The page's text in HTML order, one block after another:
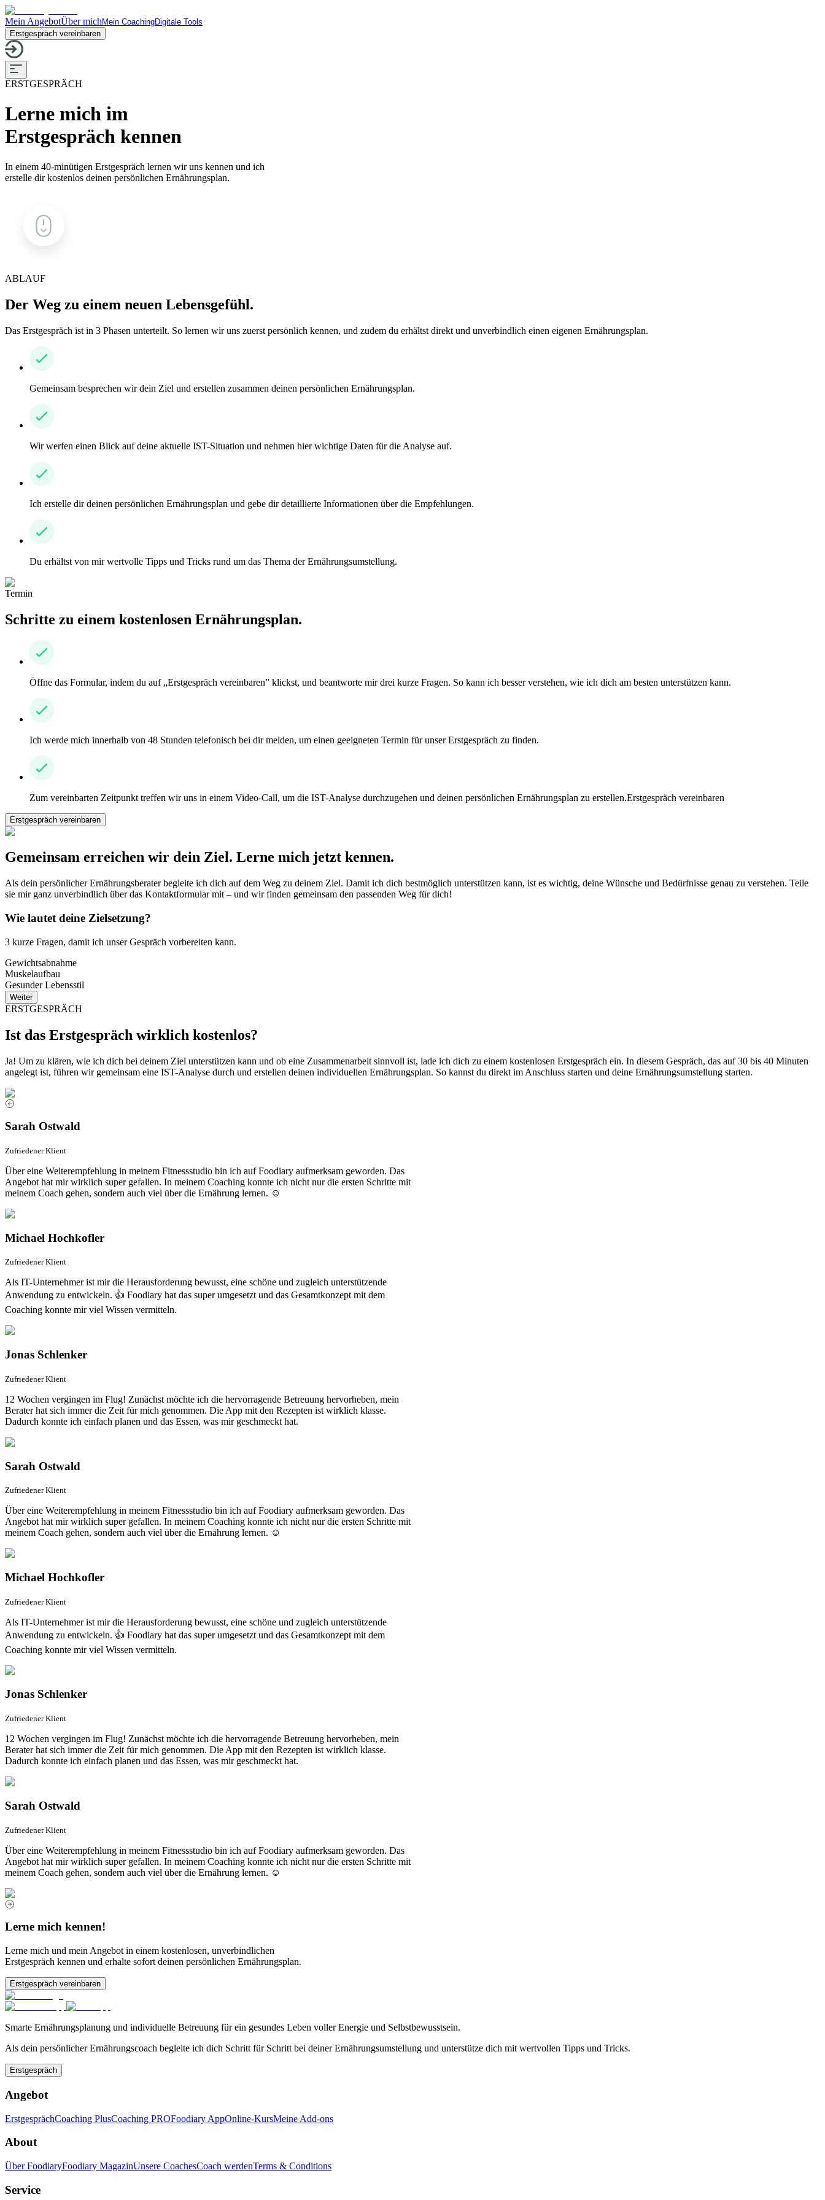
Mein AngebotÜber mich Mein CoachingDigitale Tools
Erstgespräch vereinbaren
ERSTGESPRÄCH
Lerne mich im
Erstgespräch kennen
In einem 40-minütigen Erstgespräch lernen wir uns kennen und ich
erstelle dir kostenlos deinen persönlichen Ernährungsplan.
ABLAUF
Der Weg zu einem neuen Lebensgefühl.
Das Erstgespräch ist in 3 Phasen unterteilt. So lernen wir uns zuerst persönlich kennen, und zudem du erhältst direkt und unverbindlich einen eigenen Ernährungsplan.
Gemeinsam besprechen wir dein Ziel und erstellen zusammen deinen persönlichen Ernährungsplan.
Wir werfen einen Blick auf deine aktuelle IST-Situation und nehmen hier wichtige Daten für die Analyse auf.
Ich erstelle dir deinen persönlichen Ernährungsplan und gebe dir detaillierte Informationen über die Empfehlungen.
Du erhältst von mir wertvolle Tipps und Tricks rund um das Thema der Ernährungsumstellung.
Termin
Schritte zu einem kostenlosen Ernährungsplan.
Öffne das Formular, indem du auf „Erstgespräch vereinbaren” klickst, und beantworte mir drei kurze Fragen. So kann ich besser verstehen, wie ich dich am besten unterstützen kann.
Ich werde mich innerhalb von 48 Stunden telefonisch bei dir melden, um einen geeigneten Termin für unser Erstgespräch zu finden.
Zum vereinbarten Zeitpunkt treffen wir uns in einem Video-Call, um die IST-Analyse durchzugehen und deinen persönlichen Ernährungsplan zu erstellen.Erstgespräch vereinbaren
Erstgespräch vereinbaren
Gemeinsam erreichen wir dein Ziel. Lerne mich jetzt kennen.
Als dein persönlicher Ernährungsberater begleite ich dich auf dem Weg zu deinem Ziel. Damit ich dich bestmöglich unterstützen kann, ist es wichtig, deine Wünsche und Bedürfnisse genau zu verstehen. Teile
sie mir ganz unverbindlich über das Kontaktformular mit – und wir finden gemeinsam den passenden Weg für dich!
Wie lautet deine Zielsetzung?
3 kurze Fragen, damit ich unser Gespräch vorbereiten kann.
Gewichtsabnahme
Muskelaufbau
Gesunder Lebensstil
Weiter
ERSTGESPRÄCH
Ist das Erstgespräch wirklich kostenlos?
Ja! Um zu klären, wie ich dich bei deinem Ziel unterstützen kann und ob eine Zusammenarbeit sinnvoll ist, lade ich dich zu einem kostenlosen Erstgespräch ein. In diesem Gespräch, das auf 30 bis 40 Minuten
angelegt ist, führen wir gemeinsam eine IST-Analyse durch und erstellen deinen individuellen Ernährungsplan. So kannst du direkt im Anschluss starten und deine Ernährungsumstellung starten.
Sarah Ostwald
Zufriedener Klient
Über eine Weiterempfehlung in meinem Fitnessstudio bin ich auf Foodiary aufmerksam geworden. Das
Angebot hat mir wirklich super gefallen. In meinem Coaching konnte ich nicht nur die ersten Schritte mit
meinem Coach gehen, sondern auch viel über die Ernährung lernen. ☺️
Michael Hochkofler
Zufriedener Klient
Als IT-Unternehmer ist mir die Herausforderung bewusst, eine schöne und zugleich unterstützende
Anwendung zu entwickeln. 👍 Foodiary hat das super umgesetzt und das Gesamtkonzept mit dem
Coaching konnte mir viel Wissen vermitteln.
Jonas Schlenker
Zufriedener Klient
12 Wochen vergingen im Flug! Zunächst möchte ich die hervorragende Betreuung hervorheben, mein
Berater hat sich immer die Zeit für mich genommen. Die App mit den Rezepten ist wirklich klasse.
Dadurch konnte ich einfach planen und das Essen, was mir geschmeckt hat.
Sarah Ostwald
Zufriedener Klient
Über eine Weiterempfehlung in meinem Fitnessstudio bin ich auf Foodiary aufmerksam geworden. Das
Angebot hat mir wirklich super gefallen. In meinem Coaching konnte ich nicht nur die ersten Schritte mit
meinem Coach gehen, sondern auch viel über die Ernährung lernen. ☺️
Michael Hochkofler
Zufriedener Klient
Als IT-Unternehmer ist mir die Herausforderung bewusst, eine schöne und zugleich unterstützende
Anwendung zu entwickeln. 👍 Foodiary hat das super umgesetzt und das Gesamtkonzept mit dem
Coaching konnte mir viel Wissen vermitteln.
Jonas Schlenker
Zufriedener Klient
12 Wochen vergingen im Flug! Zunächst möchte ich die hervorragende Betreuung hervorheben, mein
Berater hat sich immer die Zeit für mich genommen. Die App mit den Rezepten ist wirklich klasse.
Dadurch konnte ich einfach planen und das Essen, was mir geschmeckt hat.
Sarah Ostwald
Zufriedener Klient
Über eine Weiterempfehlung in meinem Fitnessstudio bin ich auf Foodiary aufmerksam geworden. Das
Angebot hat mir wirklich super gefallen. In meinem Coaching konnte ich nicht nur die ersten Schritte mit
meinem Coach gehen, sondern auch viel über die Ernährung lernen. ☺️
Lerne mich kennen!
Lerne mich und mein Angebot in einem kostenlosen, unverbindlichen
Erstgespräch kennen und erhalte sofort deinen persönlichen Ernährungsplan.
Erstgespräch vereinbaren
Smarte Ernährungsplanung und individuelle Betreuung für ein gesundes Leben voller Energie und Selbstbewusstsein.
Als dein persönlicher Ernährungscoach begleite ich dich Schritt für Schritt bei deiner Ernährungsumstellung und unterstütze dich mit wertvollen Tipps und Tricks.
Erstgespräch
Angebot
ErstgesprächCoaching PlusCoaching PROFoodiary AppOnline-KursMeine Add-ons
About
Über FoodiaryFoodiary MagazinUnsere CoachesCoach werdenTerms & Conditions
Service